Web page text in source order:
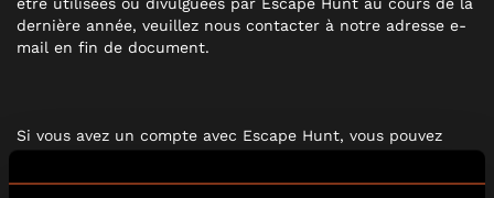
dernière année, veuillez nous contacter à notre adresse e-
mail en fin de document.
Si vous avez un compte avec Escape Hunt, vous pouvez
connectant à votre compte sur le site. Ici, vous pouvez voir